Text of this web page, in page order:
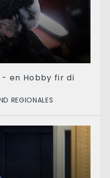
en Hobby fir di
REGIONALES